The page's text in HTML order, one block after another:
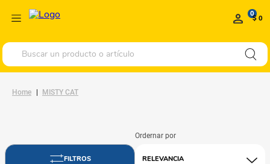
0$ 0
Buscar un producto o artículo
MISTY CAT
RELEVANCIA